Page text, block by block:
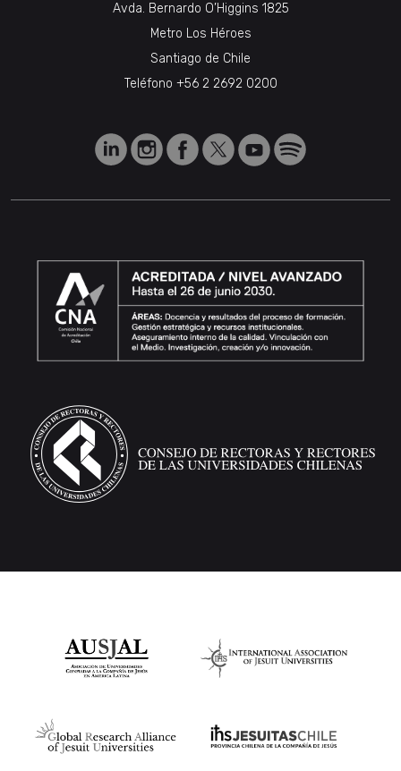
Avda. Bernardo O’Higgins 1825
Metro Los Héroes
Santiago de Chile
Teléfono +56 2 2692 0200